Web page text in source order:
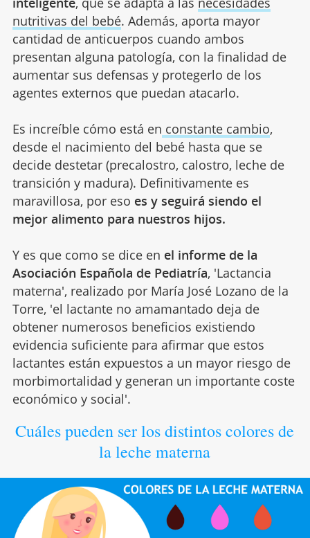
nutritivas del bebé. Además, aporta mayor
cantidad de anticuerpos cuando ambos
presentan alguna patología, con la finalidad de
aumentar sus defensas y protegerlo de los
agentes externos que puedan atacarlo.
Es increíble cómo está en constante cambio,
desde el nacimiento del bebé hasta que se
decide destetar (precalostro, calostro, leche de
transición y madura). Definitivamente es
maravillosa, por eso es y seguirá siendo el
mejor alimento para nuestros hijos.
Y es que como se dice en el informe de la
Asociación Española de Pediatría, 'Lactancia
materna', realizado por María José Lozano de la
Torre, 'el lactante no amamantado deja de
obtener numerosos beneficios existiendo
evidencia suficiente para afirmar que estos
lactantes están expuestos a un mayor riesgo de
morbimortalidad y generan un importante coste
económico y social'.
Cuáles pueden ser los distintos colores de
la leche materna